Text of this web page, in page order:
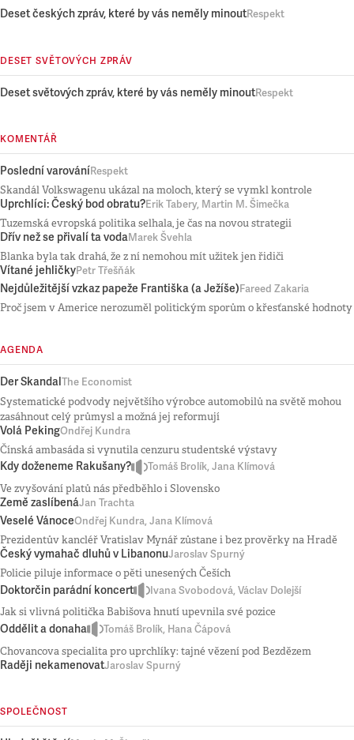
Deset českých zpráv, které by vás neměly minoutRespekt
DESET SVĚTOVÝCH ZPRÁV
Deset světových zpráv, které by vás neměly minoutRespekt
KOMENTÁŘ
Poslední varováníRespekt
Skandál Volkswagenu ukázal na moloch, který se vymkl kontrole
Uprchlíci: Český bod obratu?Erik Tabery, Martin M. Šimečka
Tuzemská evropská politika selhala, je čas na novou strategii
Dřív než se přivalí ta vodaMarek Švehla
Blanka byla tak drahá, že z ní nemohou mít užitek jen řidiči
Vítané jehličkyPetr Třešňák
Nejdůležitější vzkaz papeže Františka (a Ježíše)Fareed Zakaria
Proč jsem v Americe nerozuměl politickým sporům o křesťanské hodnoty
AGENDA
Der Skandal The Economist
Systematické podvody největšího výrobce automobilů na světě mohou
zasáhnout celý průmysl a možná jej reformují
Volá PekingOndřej Kundra
Čínská ambasáda si vynutila cenzuru studentské výstavy
Kdy doženeme Rakušany?
Tomáš Brolík, Jana Klímová
Ve zvyšování platů nás předběhlo i Slovensko
Země zaslíbenáJan Trachta
Veselé VánoceOndřej Kundra, Jana Klímová
Prezidentův kancléř Vratislav Mynář zůstane i bez prověrky na Hradě
Český vymahač dluhů v LibanonuJaroslav Spurný
Policie piluje informace o pěti unesených Češích
Doktorčin parádní koncert
Ivana Svobodová, Václav Dolejší
Jak si vlivná politička Babišova hnutí upevnila své pozice
Oddělit a donaha
Tomáš Brolík, Hana Čápová
Chovancova specialita pro uprchlíky: tajné vězení pod Bezdězem
Raději nekamenovatJaroslav Spurný
SPOLEČNOST